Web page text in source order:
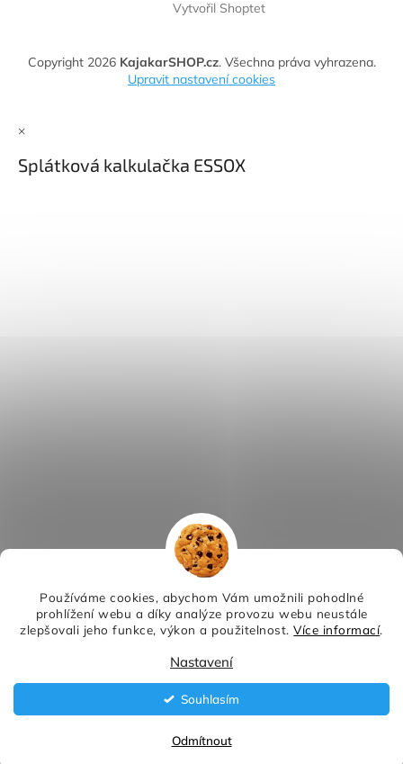
Používáme cookies, abychom Vám umožnili pohodlné
prohlížení webu a díky analýze provozu webu neustále
zlepšovali jeho funkce, výkon a použitelnost.Více informací.
Nastavení
Odmítnout
Souhlasím
Vytvořil Shoptet
Copyright 2026 KajakarSHOP.cz. Všechna práva vyhrazena.
Upravit nastavení cookies
×
Splátková kalkulačka ESSOX